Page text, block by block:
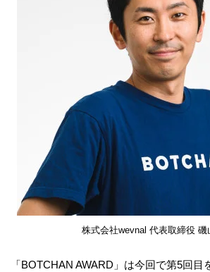
株式会社wevnal 代表取締役 磯
「BOTCHAN AWARD」は今回で第5回目